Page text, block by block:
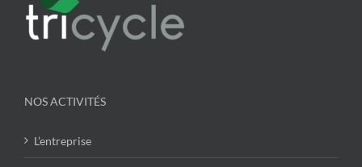
NOS ACTIVITÉS
L’entreprise